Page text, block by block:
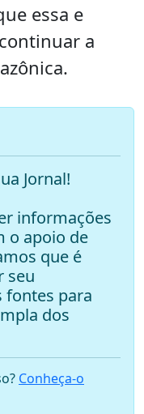
essa e
a
Jornal!
informações
o apoio de
que é
seu
fontes para
dos
Conheça-o